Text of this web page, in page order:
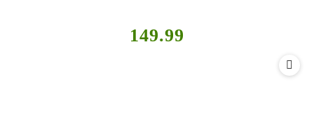
Cena:
149.99